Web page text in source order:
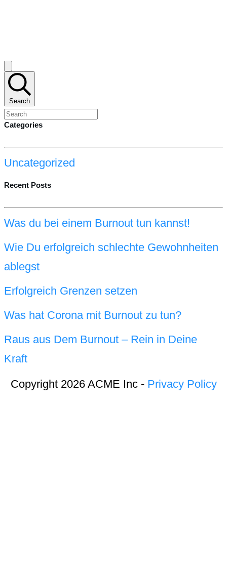
Search
Categories
Uncategorized
Recent Posts
Was du bei einem Burnout tun kannst!
Wie Du erfolgreich schlechte Gewohnheiten
ablegst
Erfolgreich Grenzen setzen
Was hat Corona mit Burnout zu tun?
Raus aus Dem Burnout – Rein in Deine
Kraft
Copyright 2026 ACME Inc - Privacy Policy